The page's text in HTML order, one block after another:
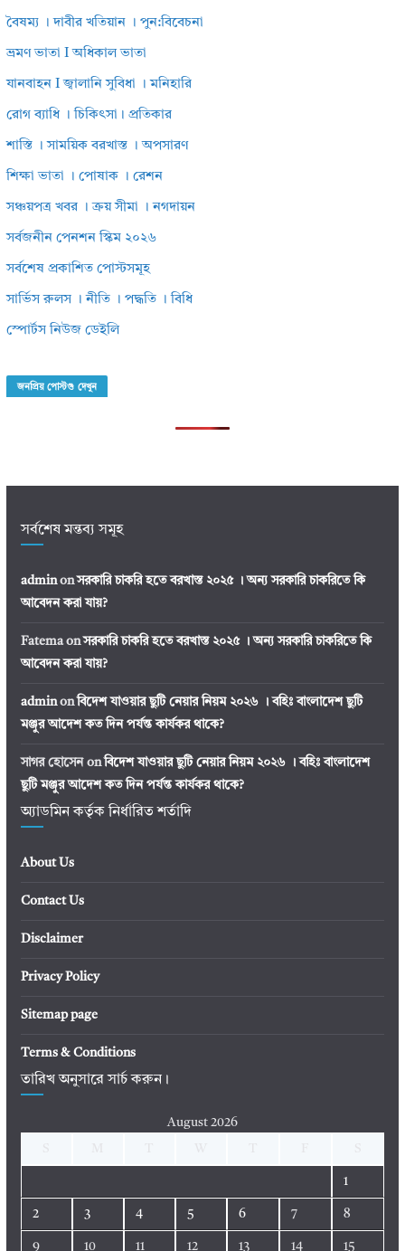
বৈষম্য । দাবীর খতিয়ান । পুন:বিবেচনা
ভ্রমণ ভাতা I অধিকাল ভাতা
যানবাহন I জ্বালানি সুবিধা । মনিহারি
রোগ ব্যাধি । চিকিৎসা। প্রতিকার
শাস্তি । সাময়িক বরখাস্ত । অপসারণ
শিক্ষা ভাতা । পোষাক । রেশন
সঞ্চয়পত্র খবর । ক্রয় সীমা । নগদায়ন
সর্বজনীন পেনশন স্কিম ২০২৬
সর্বশেষ প্রকাশিত পোস্টসমূহ
সার্ভিস রুলস । নীতি । পদ্ধতি । বিধি
স্পোর্টস নিউজ ডেইলি
জনপ্রিয় পোস্টগু দেখুন
সর্বশেষ মন্তব্য সমূহ
adminonসরকারি চাকরি হতে বরখাস্ত ২০২৫ । অন্য সরকারি চাকরিতে কি
আবেদন করা যায়?
Fatemaonসরকারি চাকরি হতে বরখাস্ত ২০২৫ । অন্য সরকারি চাকরিতে কি
আবেদন করা যায়?
adminonবিদেশ যাওয়ার ছুটি নেয়ার নিয়ম ২০২৬ । বহিঃ বাংলাদেশ ছুটি
মঞ্জুর আদেশ কত দিন পর্যন্ত কার্যকর থাকে?
সাগর হোসেনonবিদেশ যাওয়ার ছুটি নেয়ার নিয়ম ২০২৬ । বহিঃ বাংলাদেশ
ছুটি মঞ্জুর আদেশ কত দিন পর্যন্ত কার্যকর থাকে?
অ্যাডমিন কর্তৃক নির্ধারিত শর্তাদি
About Us
Contact Us
Disclaimer
Privacy Policy
Sitemap page
Terms & Conditions
তারিখ অনুসারে সার্চ করুন।
August 2026
1
2 3 4 5 6 7 8
9 10 11 12 13 14 15